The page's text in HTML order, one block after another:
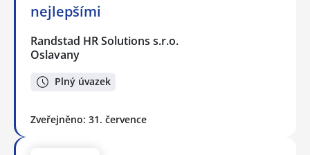
nejlepšími
Randstad HR Solutions s.r.o.
Oslavany
Plný úvazek
Zveřejněno: 31. července